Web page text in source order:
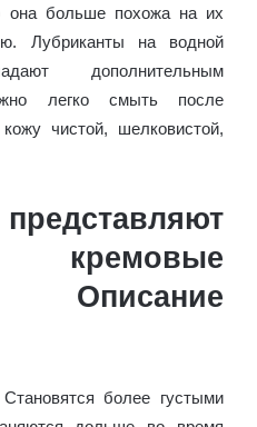
она больше похожа на их
Лубриканты на водной
дополнительным
легко смыть после
чистой, шелковистой,
Описание
более густыми